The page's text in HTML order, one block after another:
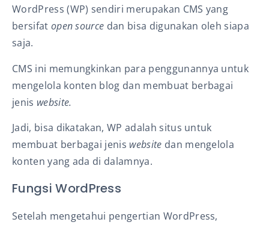
WordPress (WP) sendiri merupakan CMS yang
bersifat open source dan bisa digunakan oleh siapa
saja.
CMS ini memungkinkan para penggunannya untuk
mengelola konten blog dan membuat berbagai
jenis website.
Jadi, bisa dikatakan, WP adalah situs untuk
membuat berbagai jenis website dan mengelola
konten yang ada di dalamnya.
Fungsi WordPress
Setelah mengetahui pengertian WordPress,